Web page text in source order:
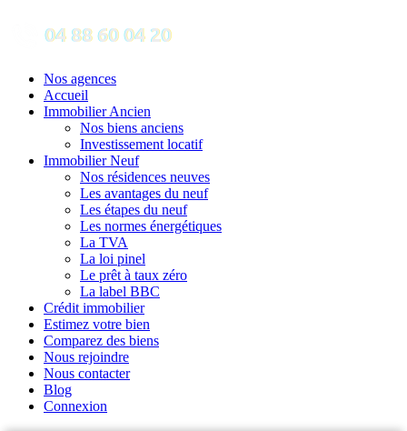
Nos agences
Accueil
Immobilier Ancien
Nos biens anciens
Investissement locatif
Immobilier Neuf
Nos résidences neuves
Les avantages du neuf
Les étapes du neuf
Les normes énergétiques
La TVA
La loi pinel
Le prêt à taux zéro
La label BBC
Crédit immobilier
Estimez votre bien
Comparez des biens
Nous rejoindre
Nous contacter
Blog
Connexion